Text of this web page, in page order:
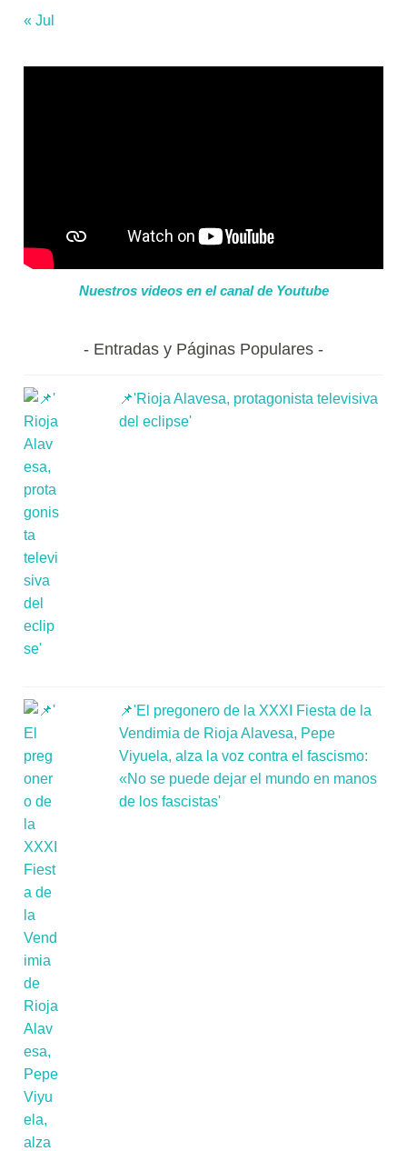
« Jul
Nuestros videos en el canal de Youtube
Entradas y Páginas Populares
📌'Rioja Alavesa, protagonista televisiva
del eclipse'
📌'El pregonero de la XXXI Fiesta de la
Vendimia de Rioja Alavesa, Pepe
Viyuela, alza la voz contra el fascismo:
«No se puede dejar el mundo en manos
de los fascistas'